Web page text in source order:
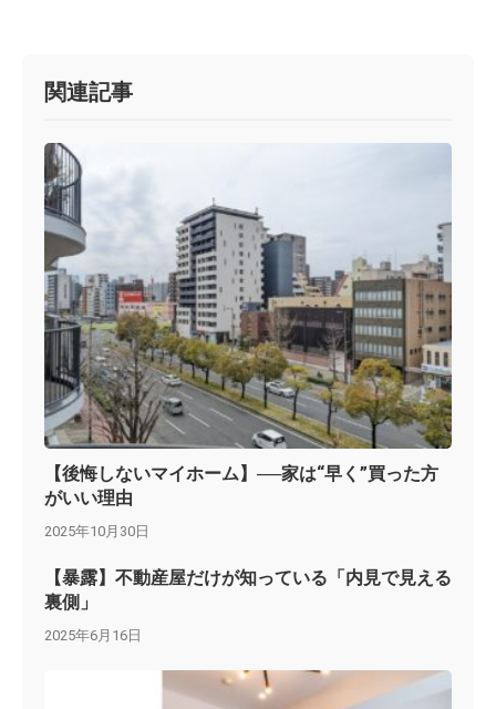
関連記事
【後悔しないマイホーム】──家は“早く”買った方
がいい理由
2025年10月30日
【暴露】不動産屋だけが知っている「内見で見える
裏側」
2025年6月16日